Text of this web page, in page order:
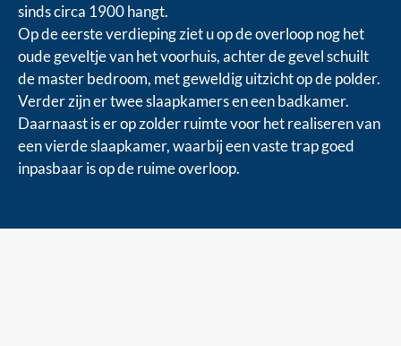
sinds circa 1900 hangt.
Op de eerste verdieping ziet u op de overloop nog het
oude geveltje van het voorhuis, achter de gevel schuilt
de master bedroom, met geweldig uitzicht op de polder.
Verder zijn er twee slaapkamers en een badkamer.
Daarnaast is er op zolder ruimte voor het realiseren van
een vierde slaapkamer, waarbij een vaste trap goed
inpasbaar is op de ruime overloop.